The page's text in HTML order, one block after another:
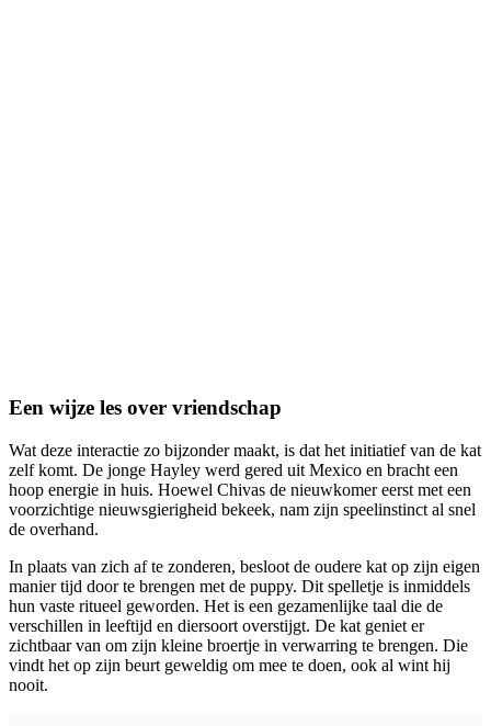
Een wijze les over vriendschap
Wat deze interactie zo bijzonder maakt, is dat het initiatief van de kat
zelf komt. De jonge Hayley werd gered uit Mexico en bracht een
hoop energie in huis. Hoewel Chivas de nieuwkomer eerst met een
voorzichtige nieuwsgierigheid bekeek, nam zijn speelinstinct al snel
de overhand.
In plaats van zich af te zonderen, besloot de oudere kat op zijn eigen
manier tijd door te brengen met de puppy. Dit spelletje is inmiddels
hun vaste ritueel geworden. Het is een gezamenlijke taal die de
verschillen in leeftijd en diersoort overstijgt. De kat geniet er
zichtbaar van om zijn kleine broertje in verwarring te brengen. Die
vindt het op zijn beurt geweldig om mee te doen, ook al wint hij
nooit.